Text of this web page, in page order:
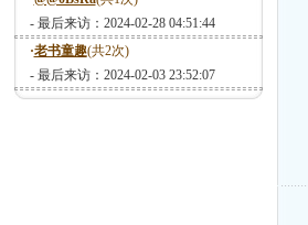
- 最后来访：2024-02-28 04:51:44
·老书童趣(共2次)
- 最后来访：2024-02-03 23:52:07